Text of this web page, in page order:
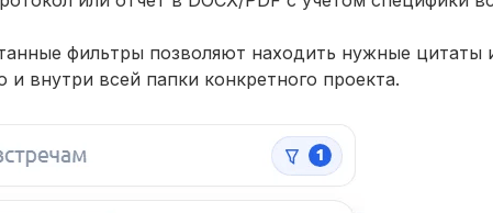
фильтры позволяют находить нужные цитаты
внутри всей папки конкретного проекта.